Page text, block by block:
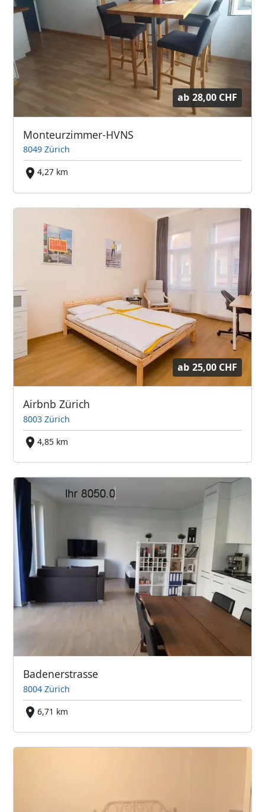
ab 28,00 CHF
Monteurzimmer-HVNS
8049 Zürich
4,27 km
ab 25,00 CHF
Airbnb Zürich
8003 Zürich
4,85 km
Badenerstrasse
8004 Zürich
6,71 km